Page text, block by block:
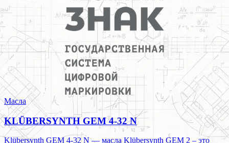
Масла
KLÜBERSYNTH GEM 4-32 N
Klübersynth GEM 4-32 N — масла Klübersynth GEM 2 – это